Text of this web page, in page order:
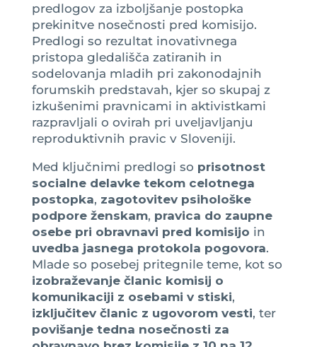
predlogov za izboljšanje postopka
prekinitve nosečnosti pred komisijo.
Predlogi so rezultat inovativnega
pristopa gledališča zatiranih in
sodelovanja mladih pri zakonodajnih
forumskih predstavah, kjer so skupaj z
izkušenimi pravnicami in aktivistkami
razpravljali o ovirah pri uveljavljanju
reproduktivnih pravic v Sloveniji.
Med ključnimi predlogi so prisotnost
socialne delavke tekom celotnega
postopka, zagotovitev psihološke
podpore ženskam, pravica do zaupne
osebe pri obravnavi pred komisijo in
uvedba jasnega protokola pogovora.
Mlade so posebej pritegnile teme, kot so
izobraževanje članic komisij o
komunikaciji z osebami v stiski,
izključitev članic z ugovorom vesti, ter
povišanje tedna nosečnosti za